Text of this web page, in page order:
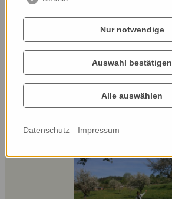
Nur notwendige
Auswahl bestätigen
Alle auswählen
Datenschutz Impressum